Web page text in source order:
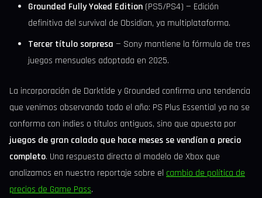
Grounded Fully Yoked Edition (PS5/PS4) — Edición
definitiva del survival de Obsidian, ya multiplataforma.
Tercer título sorpresa — Sony mantiene la fórmula de tres
juegos mensuales adoptada en 2025.
La incorporación de Darktide y Grounded confirma una tendencia
que venimos observando todo el año: PS Plus Essential ya no se
conforma con indies o títulos antiguos, sino que apuesta por
juegos de gran calado que hace meses se vendían a precio
completo. Una respuesta directa al modelo de Xbox que
analizamos en nuestro reportaje sobre el cambio de política de
precios de Game Pass.